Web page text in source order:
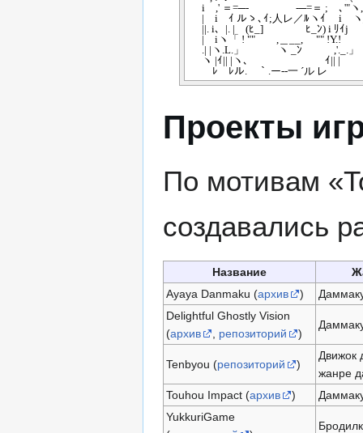
i　,' ＝=─-　　　 　 -─=＝ ;　､'"ヽ,
|　i　ｲ ルゝ､ｲ;人レ／ﾙヽｲ　 i　ヽ
||. i、|. |　(ﾋ_]　　　　ﾋ_ﾝ) i ﾘｲj　
|　iヽ「 ! ""　　,＿__,　 "" !Y.!　
.| |ヽ.L.」　　　 ヽ _ﾝ　　　,'._.」
ヽ |ｲ|| |ヽ､　　　　　　　 ｲ|| |　
Проекты
По мотивам
создавались
Название
Ayaya Danmaku (архив )
Delightful Ghostly Vision
(архив репозиторий )
Tenbyou (репозиторий )
Движок
жанре
Touhou Impact (архив )
YukkuriGame